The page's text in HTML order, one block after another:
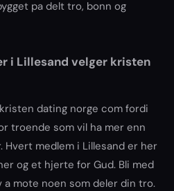
pa delt tro, bonn og
i Lillesand velger kristen
dating norge com fordi
troende som vil ha mer enn
medlem i Lillesand er her
og et hjerte for Gud. Bli med
a mote noen som deler din tro.